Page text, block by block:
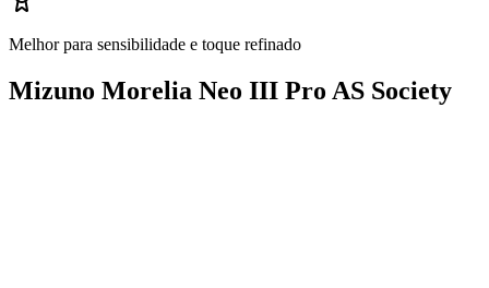
Melhor para sensibilidade e toque refinado
Mizuno Morelia Neo III Pro AS Society